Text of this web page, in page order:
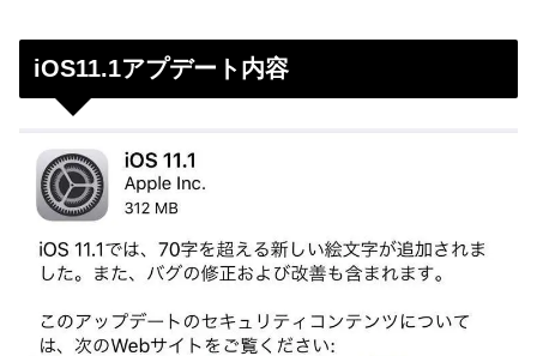
iOS11.1アプデート内容